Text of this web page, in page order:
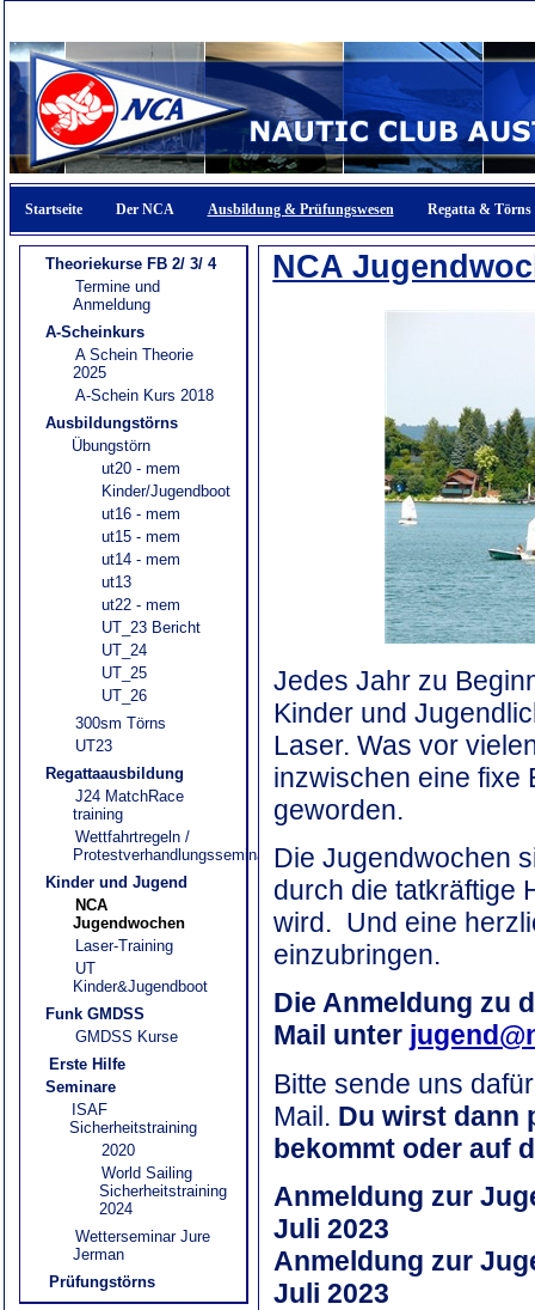
Startseite Der NCA Ausbildung & Prüfungswesen Regatta & Törns
Theoriekurse FB 2/ 3/ 4
Termine und
Anmeldung
A-Scheinkurs
A Schein Theorie
2025
A-Schein Kurs 2018
Ausbildungstörns
Übungstörn
ut20 - mem
Kinder/Jugendboot
ut16 - mem
ut15 - mem
ut14 - mem
ut13
ut22 - mem
UT_23 Bericht
UT_24
UT_25
UT_26
300sm Törns
UT23
Regattaausbildung
J24 MatchRace
training
Wettfahrtregeln /
Protestverhandlungsseminar
Kinder und Jugend
NCA
Jugendwochen
Laser-Training
UT
Kinder&Jugendboot
Funk GMDSS
GMDSS Kurse
Erste Hilfe
Seminare
ISAF
Sicherheitstraining
2020
World Sailing
Sicherheitstraining
2024
Wetterseminar Jure
Jerman
Prüfungstörns
NCA
Jedes Jahr zu
Kinder und
Laser. Was vor
inzwischen eine fixe
geworden.
Die Jugendwochen
durch die tatkräftige
wird. Und eine
einzubringen.
Die Anmeldung zu
Mail unter
Bitte sende uns
Mail. Du wirst dann
bekommt oder auf
Anmeldung zur
Juli 2023
Anmeldung zur
Juli 2023